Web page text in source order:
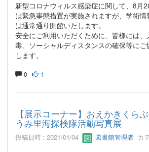
新型コロナウィルス感染症に関して、8月
は緊急事態措置が実施されますが、学術
は通常通り開館いたします。
安全にご利用いただくために、皆様には、
毒、ソーシャルディスタンスの確保等にご
します。
0 1
【展示コーナー】おえかきくら
うみ里海探検隊活動写真展
投稿日時 : 2021/01/04 図書館管理者 カ